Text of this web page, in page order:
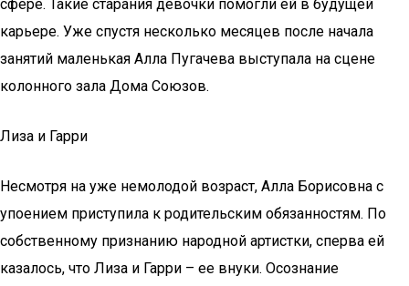
сфере. Такие старания девочки помогли ей в будущей
карьере. Уже спустя несколько месяцев после начала
занятий маленькая Алла Пугачева выступала на сцене
колонного зала Дома Союзов.
Лиза и Гарри
Несмотря на уже немолодой возраст, Алла Борисовна с
упоением приступила к родительским обязанностям. По
собственному признанию народной артистки, сперва ей
казалось, что Лиза и Гарри – ее внуки. Осознание